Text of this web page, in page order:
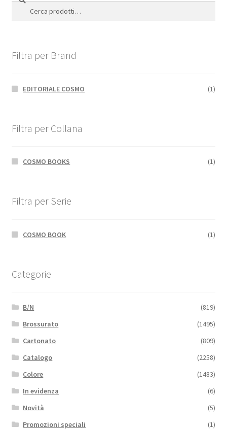
Cerca:
Filtra per Brand
EDITORIALE COSMO (1)
Filtra per Collana
COSMO BOOKS (1)
Filtra per Serie
COSMO BOOK (1)
Categorie
B/N
(819)
Brossurato
(1495)
Cartonato
(809)
Catalogo
(2258)
Colore
(1483)
In evidenza
(6)
Novità
(5)
Promozioni speciali
(1)